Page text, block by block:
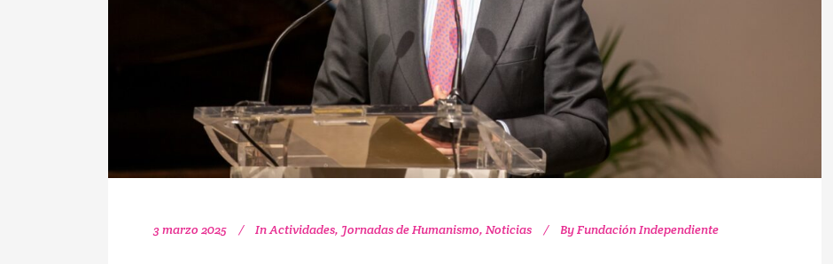
3 marzo 2025 InActividades, Jornadas de Humanismo, Noticias ByFundación Independiente